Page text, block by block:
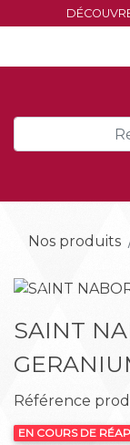
Nos produits
Précédent
SAINT
Référence
EN COURS DE